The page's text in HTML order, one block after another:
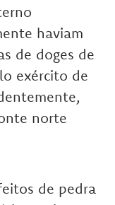
haviam
de doges de
exército de
norte
de pedra